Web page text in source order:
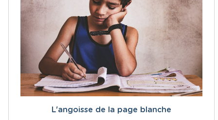
L'angoisse de la page blanche